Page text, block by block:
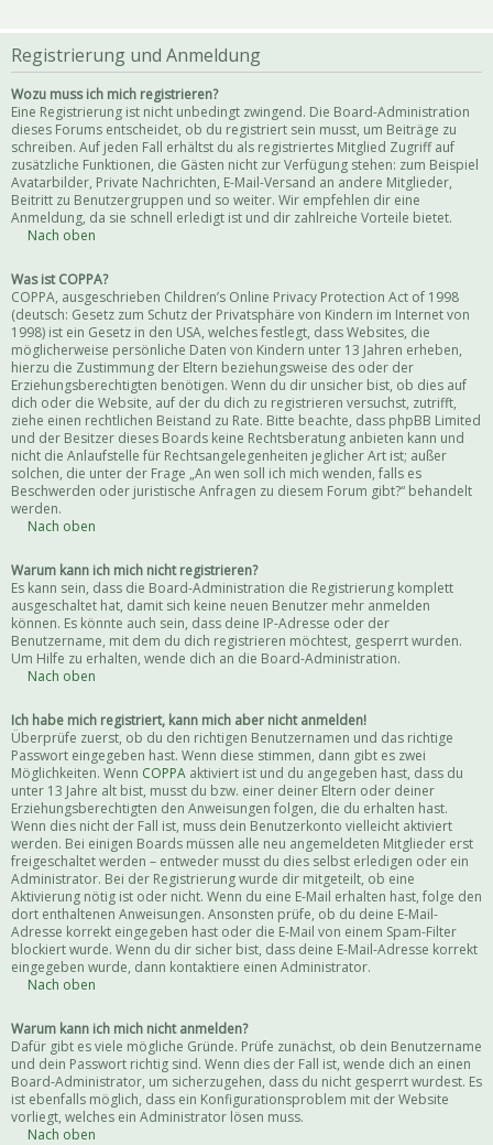
Registrierung und Anmeldung
Wozu muss ich mich registrieren?
Eine Registrierung ist nicht unbedingt zwingend. Die Board-Administration
dieses Forums entscheidet, ob du registriert sein musst, um Beiträge zu
schreiben. Auf jeden Fall erhältst du als registriertes Mitglied Zugriff auf
zusätzliche Funktionen, die Gästen nicht zur Verfügung stehen: zum Beispiel
Avatarbilder, Private Nachrichten, E-Mail-Versand an andere Mitglieder,
Beitritt zu Benutzergruppen und so weiter. Wir empfehlen dir eine
Anmeldung, da sie schnell erledigt ist und dir zahlreiche Vorteile bietet.
Nach oben
Was ist COPPA?
COPPA, ausgeschrieben Children’s Online Privacy Protection Act of 1998
(deutsch: Gesetz zum Schutz der Privatsphäre von Kindern im Internet von
1998) ist ein Gesetz in den USA, welches festlegt, dass Websites, die
möglicherweise persönliche Daten von Kindern unter 13 Jahren erheben,
hierzu die Zustimmung der Eltern beziehungsweise des oder der
Erziehungsberechtigten benötigen. Wenn du dir unsicher bist, ob dies auf
dich oder die Website, auf der du dich zu registrieren versuchst, zutrifft,
ziehe einen rechtlichen Beistand zu Rate. Bitte beachte, dass phpBB Limited
und der Besitzer dieses Boards keine Rechtsberatung anbieten kann und
nicht die Anlaufstelle für Rechtsangelegenheiten jeglicher Art ist; außer
solchen, die unter der Frage „An wen soll ich mich wenden, falls es
Beschwerden oder juristische Anfragen zu diesem Forum gibt?“ behandelt
werden.
Nach oben
Warum kann ich mich nicht registrieren?
Es kann sein, dass die Board-Administration die Registrierung komplett
ausgeschaltet hat, damit sich keine neuen Benutzer mehr anmelden
können. Es könnte auch sein, dass deine IP-Adresse oder der
Benutzername, mit dem du dich registrieren möchtest, gesperrt wurden.
Um Hilfe zu erhalten, wende dich an die Board-Administration.
Nach oben
Ich habe mich registriert, kann mich aber nicht anmelden!
Überprüfe zuerst, ob du den richtigen Benutzernamen und das richtige
Passwort eingegeben hast. Wenn diese stimmen, dann gibt es zwei
Möglichkeiten. Wenn COPPA aktiviert ist und du angegeben hast, dass du
unter 13 Jahre alt bist, musst du bzw. einer deiner Eltern oder deiner
Erziehungsberechtigten den Anweisungen folgen, die du erhalten hast.
Wenn dies nicht der Fall ist, muss dein Benutzerkonto vielleicht aktiviert
werden. Bei einigen Boards müssen alle neu angemeldeten Mitglieder erst
freigeschaltet werden – entweder musst du dies selbst erledigen oder ein
Administrator. Bei der Registrierung wurde dir mitgeteilt, ob eine
Aktivierung nötig ist oder nicht. Wenn du eine E-Mail erhalten hast, folge den
dort enthaltenen Anweisungen. Ansonsten prüfe, ob du deine E-Mail-
Adresse korrekt eingegeben hast oder die E-Mail von einem Spam-Filter
blockiert wurde. Wenn du dir sicher bist, dass deine E-Mail-Adresse korrekt
eingegeben wurde, dann kontaktiere einen Administrator.
Nach oben
Warum kann ich mich nicht anmelden?
Dafür gibt es viele mögliche Gründe. Prüfe zunächst, ob dein Benutzername
und dein Passwort richtig sind. Wenn dies der Fall ist, wende dich an einen
Board-Administrator, um sicherzugehen, dass du nicht gesperrt wurdest. Es
ist ebenfalls möglich, dass ein Konfigurationsproblem mit der Website
vorliegt, welches ein Administrator lösen muss.
Nach oben